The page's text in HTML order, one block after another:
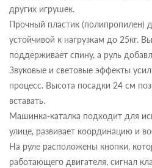
других игрушек.
Прочный пластик (полипропилен)
устойчивой к нагрузкам до 25кг.
поддерживает спину, а руль
Звуковые и световые эффекты
процесс. Высота посадки 24 см
вставать.
Машинка-каталка подходит для
улице, развивает координацию и
На руле расположены кнопки,
работающего двигателя, сигнал